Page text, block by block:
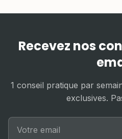
Recevez nos
1 conseil pratique par
exclusives.